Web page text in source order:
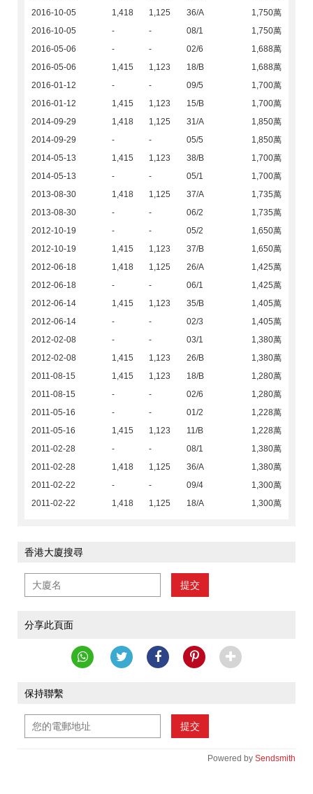
2016-10-05
1,418 1,125 36/A
1,750萬
2016-10-05
- - 08/1
1,750萬
2016-05-06
- - 02/6
1,688萬
2016-05-06
1,415 1,123 18/B
1,688萬
2016-01-12
- - 09/5
1,700萬
2016-01-12
1,415 1,123 15/B
1,700萬
2014-09-29
1,418 1,125 31/A
1,850萬
2014-09-29
- - 05/5
1,850萬
2014-05-13
1,415 1,123 38/B
1,700萬
2014-05-13
- - 05/1
1,700萬
2013-08-30
1,418 1,125 37/A
1,735萬
2013-08-30
- - 06/2
1,735萬
2012-10-19
- - 05/2
1,650萬
2012-10-19
1,415 1,123 37/B
1,650萬
2012-06-18
1,418 1,125 26/A
1,425萬
2012-06-18
- - 06/1
1,425萬
2012-06-14
1,415 1,123 35/B
1,405萬
2012-06-14
- - 02/3
1,405萬
2012-02-08
- - 03/1
1,380萬
2012-02-08
1,415 1,123 26/B
1,380萬
2011-08-15
1,415 1,123 18/B
1,280萬
2011-08-15
- - 02/6
1,280萬
2011-05-16
- - 01/2
1,228萬
2011-05-16
1,415 1,123 11/B
1,228萬
2011-02-28
- - 08/1
1,380萬
2011-02-28
1,418 1,125 36/A
1,380萬
2011-02-22
- - 09/4
1,300萬
2011-02-22
1,418 1,125 18/A 1,300萬
香港大廈搜尋
提交
分享此頁面
保持聯繫
提交
Powered by Sendsmith